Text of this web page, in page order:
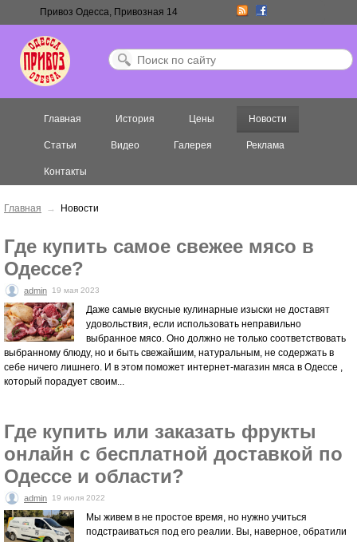
Привоз Одесса, Привозная 14
Главная История Цены Новости
Статьи Видео Галерея Реклама
Контакты
Главная → Новости
Где купить самое свежее мясо в
Одессе?
admin 19 мая 2023
Даже самые вкусные кулинарные изыски не доставят
удовольствия, если использовать неправильно
выбранное мясо. Оно должно не только соответствовать
выбранному блюду, но и быть свежайшим, натуральным, не содержать в
себе ничего лишнего. И в этом поможет интернет-магазин мяса в Одессе ,
который порадует своим...
Где купить или заказать фрукты
онлайн с бесплатной доставкой по
Одессе и области?
admin 19 июля 2022
Мы живем в не простое время, но нужно учиться
подстраиваться под его реалии. Вы, наверное, обратили